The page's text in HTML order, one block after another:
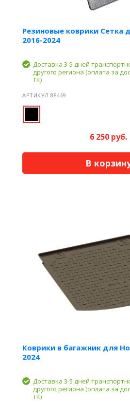
Резиновые коврики Сетка
2016-2024
Доставка 3-5 дней
другого региона (оплата за
ТК)
АРТИКУЛ 88469
6 250 руб.
В
Коврики в багажник для
2024
Доставка 3-5 дней
другого региона (оплата за
ТК)